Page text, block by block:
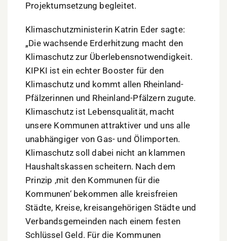
Projektumsetzung begleitet.
Klimaschutzministerin Katrin Eder sagte:
„Die wachsende Erderhitzung macht den
Klimaschutz zur Überlebensnotwendigkeit.
KIPKI ist ein echter Booster für den
Klimaschutz und kommt allen Rheinland-
Pfälzerinnen und Rheinland-Pfälzern zugute.
Klimaschutz ist Lebensqualität, macht
unsere Kommunen attraktiver und uns alle
unabhängiger von Gas- und Ölimporten.
Klimaschutz soll dabei nicht an klammen
Haushaltskassen scheitern. Nach dem
Prinzip ‚mit den Kommunen für die
Kommunen‘ bekommen alle kreisfreien
Städte, Kreise, kreisangehörigen Städte und
Verbandsgemeinden nach einem festen
Schlüssel Geld. Für die Kommunen